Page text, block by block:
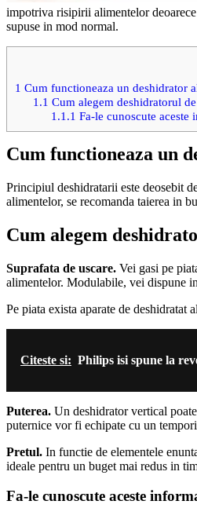
impotriva risipirii alimentelor
supuse in mod normal.
1 Cum functioneaza un deshidrator
1.1 Cum alegem deshidratorul
1.1.1 Fa-le cunoscute
Cum functioneaza un
Principiul deshidratarii este deosebit
alimentelor, se recomanda taierea in
Cum alegem
Suprafata de uscare. Vei gasi pe
alimentelor. Modulabile, vei dispune
Pe piata exista aparate de deshidratat
Citeste si: Philips isi spune la
Puterea. Un deshidrator vertical
puternice vor fi echipate cu un
Pretul. In functie de elementele
ideale pentru un buget mai redus in
Fa-le cunoscute aceste